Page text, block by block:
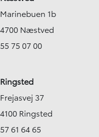
Marinebuen 1b
4700 Næstved
55 75 07 00
Ringsted
Frejasvej 37
4100 Ringsted
57 61 64 65